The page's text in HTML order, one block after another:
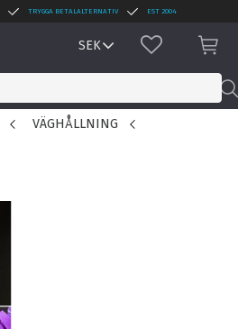
TRYGGA BETALALTERNATIV EST 2004
FAVORITER
VÄGHÅLLNING